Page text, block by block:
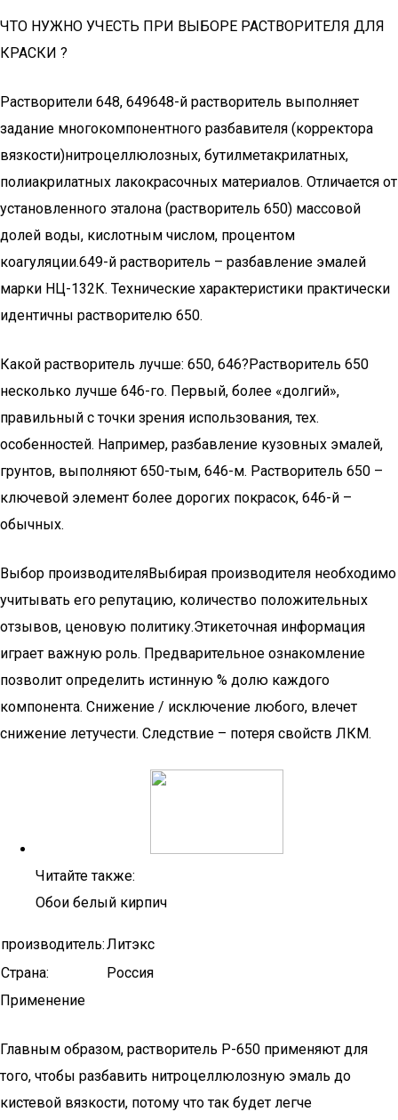
ЧТО НУЖНО УЧЕСТЬ ПРИ ВЫБОРЕ РАСТВОРИТЕЛЯ ДЛЯ
КРАСКИ ?
Растворители 648, 649648-й растворитель выполняет
задание многокомпонентного разбавителя (корректора
вязкости)нитроцеллюлозных, бутилметакрилатных,
полиакрилатных лакокрасочных материалов. Отличается от
установленного эталона (растворитель 650) массовой
долей воды, кислотным числом, процентом
коагуляции.649-й растворитель – разбавление эмалей
марки НЦ-132К. Технические характеристики практически
идентичны растворителю 650.
Какой растворитель лучше: 650, 646?Растворитель 650
несколько лучше 646-го. Первый, более «долгий»,
правильный с точки зрения использования, тех.
особенностей. Например, разбавление кузовных эмалей,
грунтов, выполняют 650-тым, 646-м. Растворитель 650 –
ключевой элемент более дорогих покрасок, 646-й –
обычных.
Выбор производителяВыбирая производителя необходимо
учитывать его репутацию, количество положительных
отзывов, ценовую политику.Этикеточная информация
играет важную роль. Предварительное ознакомление
позволит определить истинную % долю каждого
компонента. Снижение / исключение любого, влечет
снижение летучести. Следствие – потеря свойств ЛКМ.
Читайте также:
Обои белый кирпич
производитель:Литэкс
Страна:
Россия
Применение
Главным образом, растворитель Р-650 применяют для
того, чтобы разбавить нитроцеллюлозную эмаль до
кистевой вязкости, потому что так будет легче